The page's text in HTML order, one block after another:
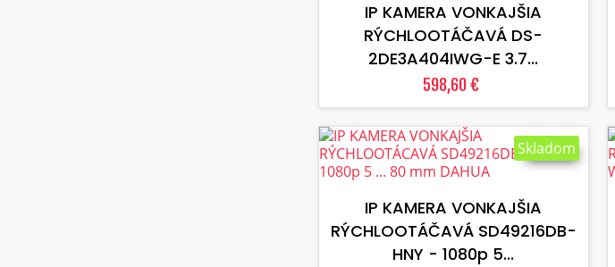
IP KAMERA VONKAJŠIA
RÝCHLOOTÁČAVÁ DS-
2DE3A404IWG-E 3.7...
598,60 €
VLOŽIŤ DO KOŠÍKA
IP KAMERA VONKAJŠIA
RÝCHLOOTÁČAVÁ SD49216DB-
HNY - 1080p 5...
Skladom